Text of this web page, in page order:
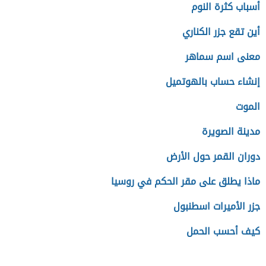
أسباب كثرة النوم
أين تقع جزر الكناري
معنى اسم سماهر
إنشاء حساب بالهوتميل
الموت
مدينة الصويرة
دوران القمر حول الأرض
ماذا يطلق على مقر الحكم في روسيا
جزر الأميرات اسطنبول
كيف أحسب الحمل